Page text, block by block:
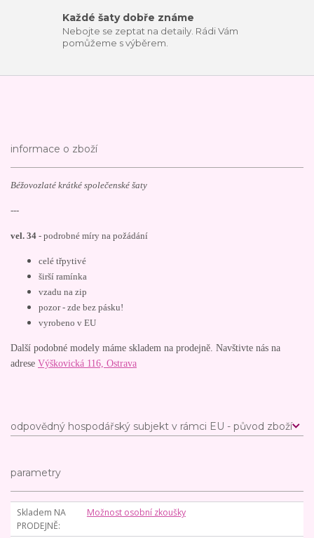
Každé šaty dobře známe
Nebojte se zeptat na detaily. Rádi Vám
pomůžeme s výběrem.
informace o zboží
Béžovozlaté krátké společenské šaty
---
vel. 34 - podrobné míry na požádání
celé třpytivé
širší ramínka
vzadu na zip
pozor - zde bez pásku!
vyrobeno v EU
Další podobné modely máme skladem na prodejně. Navštivte nás na
adrese Výškovická 116, Ostrava
odpovědný hospodářský subjekt v rámci EU - původ zboží
parametry
Skladem NA
PRODEJNĚ
Možnost osobní zkoušky